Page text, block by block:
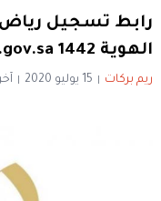
رابط تسجيل رياض
الهوية 1442 noor.moe.gov.sa .. موقع نظام نور
ريم بركات 15 يوليو 2020 آخر